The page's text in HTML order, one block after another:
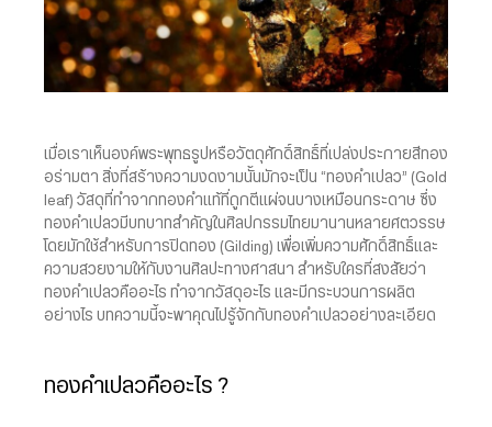
เมื่อเราเห็นองค์พระพุทธรูปหรือวัตถุศักดิ์สิทธิ์ที่เปล่งประกายสีทอง
อร่ามตา สิ่งที่สร้างความงดงามนั้นมักจะเป็น “ทองคำเปลว” (Gold
leaf) วัสดุที่ทำจากทองคำแท้ที่ถูกตีแผ่จนบางเหมือนกระดาษ ซึ่ง
ทองคำเปลวมีบทบาทสำคัญในศิลปกรรมไทยมานานหลายศตวรรษ
โดยมักใช้สำหรับการปิดทอง (Gilding) เพื่อเพิ่มความศักดิ์สิทธิ์และ
ความสวยงามให้กับงานศิลปะทางศาสนา สำหรับใครที่สงสัยว่า
ทองคำเปลวคืออะไร ทำจากวัสดุอะไร และมีกระบวนการผลิต
อย่างไร บทความนี้จะพาคุณไปรู้จักกับทองคำเปลวอย่างละเอียด
ทองคำเปลวคืออะไร ?